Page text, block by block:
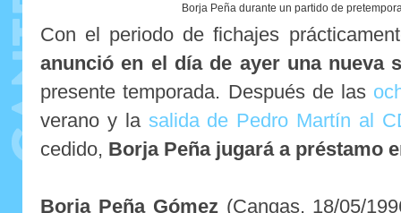
Borja Peña durante un partido de
Con el periodo de fichajes
anunció en el día de ayer una nueva
presente temporada. Después de las
verano y la salida de Pedro Martín al
cedido, Borja Peña jugará a préstamo
Borja Peña Gómez(Cangas, 18/05/